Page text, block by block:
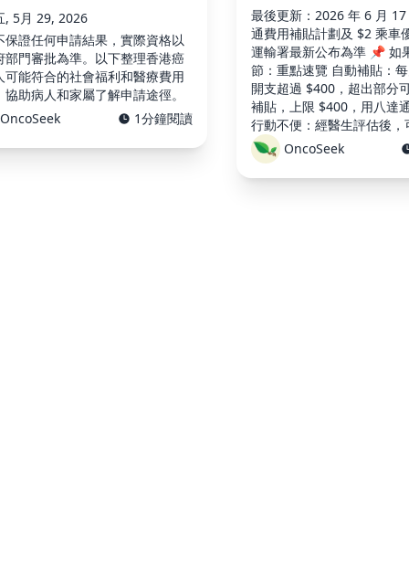
, 5月 29, 2026
保證任何申請結果，實際資格以
部門審批為準。以下整理香港癌
可能符合的社會福利和醫療費用
協助病人和家屬了解申請途徑。
OncoSeek
1分鐘閱讀
最後更新：2026 年 6 月
通費用補貼計劃及 $2 乘車
運輸署最新公布為準 📌 如
節：重點速覽 自動補貼：
開支超過 $400，超出部分
補貼，上限 $400，用八達
行動不便：經醫生評估後，
局非緊急救護車轉送服務（
經濟困難：綜援受助人、關
善機構（如香 …
OncoSeek